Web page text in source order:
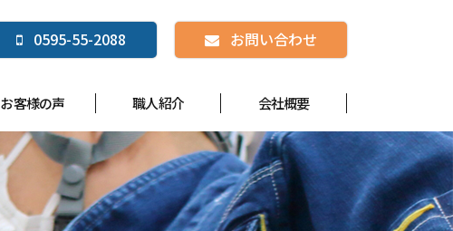
0595-55-2088 お問い合わせ
お客様の声 職人紹介 会社概要